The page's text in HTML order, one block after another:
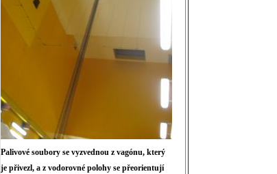
Palivové soubory se vyzvednou z vagónu, který
je přivezl, a z vodorovné polohy se přeorientují